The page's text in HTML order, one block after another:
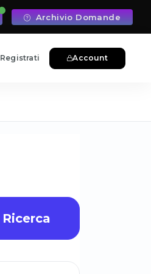
Archivio Domande
Registrati Account
Ricerca